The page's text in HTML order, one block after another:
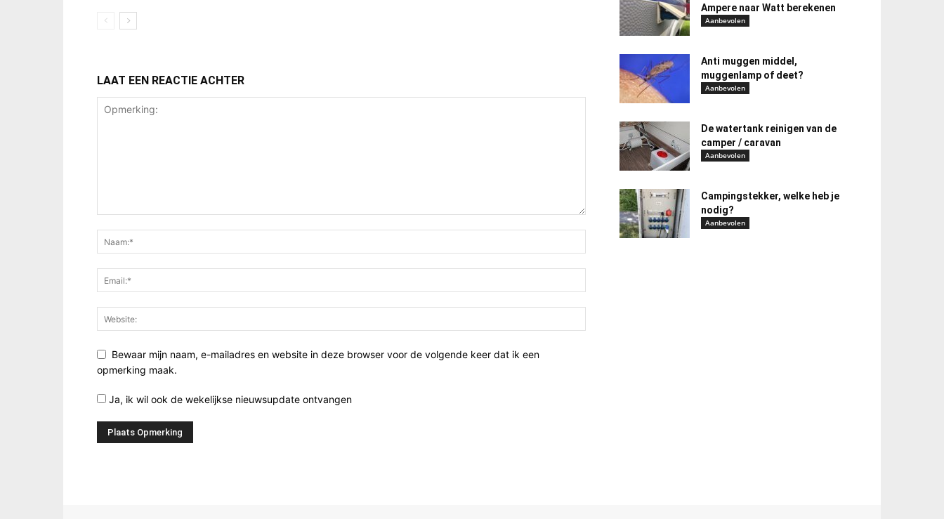
LAAT EEN REACTIE ACHTER
Bewaar mijn naam, e-mailadres en website in deze browser voor de volgende keer dat ik een
opmerking maak.
Ja, ik wil ook de wekelijkse nieuwsupdate ontvangen
Ampere naar Watt berekenen
Aanbevolen
Anti muggen middel,
muggenlamp of deet?
Aanbevolen
De watertank reinigen van de
camper / caravan
Aanbevolen
Campingstekker, welke heb je
nodig?
Aanbevolen